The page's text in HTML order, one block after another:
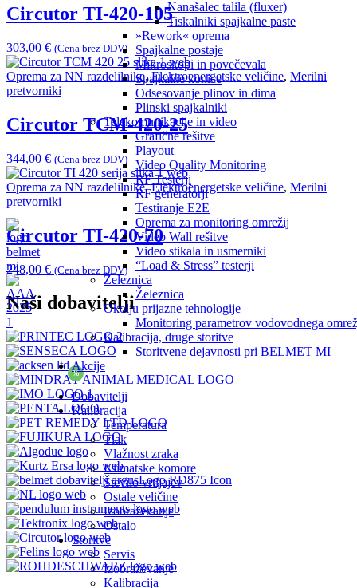
Nanašalec talila (fluxer)
Tiskalniki spajkalne paste
»Rework« oprema
Spajkalne postaje
Mikroskopi in povečevala
Spajkalne konice
Odsesovanje plinov in dima
Plinski spajkalniki
Telekomunikacije in video
Grafične rešitve
Playout
Video Quality Monitoring
RF Testerji
RF generatorji
Testiranje E2E
Oprema za monitoring omrežij
Video Wall rešitve
Video stikala in usmerniki
“Load & Stress” testerji
Železnica
Železnica
Okolju prijazne tehnologije
Monitoring parametrov vodovodnega
Kalibracija, druge storitve
Storitvene dejavnosti pri BELMET MI
Akcije
%
Dobavitelji
Kalibracija
Temperatura
Tlak
Vlažnost zraka
Klimatske komore
Število vrtljajev
Ostale veličine
Izobraževanje
Ostalo
Storitve
Servis
Izobraževanje
Kalibracija
Circutor TI-420-105
303,00 € (Cena brez DDV)
Oprema za NN razdelilnike,Elektroenergetske veličine, Merilni
pretvorniki
Circutor TCM-420-25
344,00 € (Cena brez DDV)
Oprema za NN razdelilnike,Elektroenergetske veličine, Merilni
pretvorniki
Circutor TI-420-70
248,00 € (Cena brez DDV)
Naši dobavitelji